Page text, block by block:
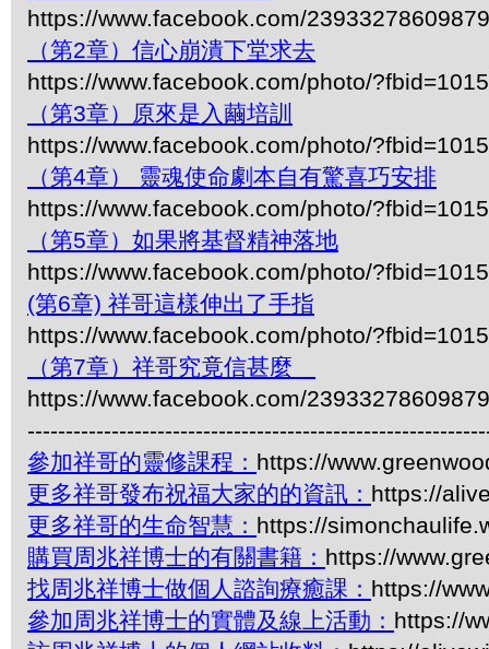
https://www.facebook.com/
（第2章）信心崩潰下堂求去
https://www.facebook.com/photo/
（第3章）原來是入繭培訓
https://www.facebook.com/photo/
（第4章） 靈魂使命劇本自有驚喜巧安排
https://www.facebook.com/photo/
（第5章）如果將基督精神落地
https://www.facebook.com/photo/
(第6章) 祥哥這樣伸出了手指
https://www.facebook.com/photo/
（第7章）祥哥究竟信甚麼
https://www.facebook.com/
參加祥哥的靈修課程： https://
更多祥哥發布祝福大家的的資訊： https://
更多祥哥的生命智慧： https://
購買周兆祥博士的有關書籍： https://
找周兆祥博士做個人諮詢療癒課： https://
參加周兆祥博士的實體及線上活動： https://